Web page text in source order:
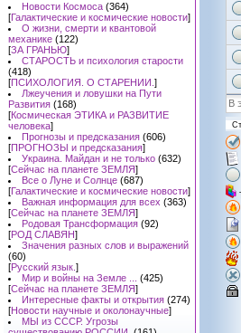
Новости Космоса (364)
[Галактические и космические новости]
О жизни, смерти и квантовой
механике (122)
[ЗА ГРАНЬЮ]
СТАРОСТЬ и психология старости
(418)
[ПСИХОЛОГИЯ. О СТАРЕНИИ. ]
Лжеучения и ловушки на Пути
Развития (168)
[Космическая ЭТИКА и РАЗВИТИЕ
человека]
Прогнозы и предсказания (606)
[ПРОГНОЗЫ и предсказания]
Украина. Майдан и не только (632)
[Сейчас на планете ЗЕМЛЯ]
Все о Луне и Солнце (687)
[Галактические и космические новости]
Важная информация для всех (363)
[Сейчас на планете ЗЕМЛЯ]
Родовая Трансформация (92)
[РОД СЛАВЯН]
Значения разных слов и выражений
(60)
[Русский язык. ]
Мир и войны на Земле ...
(425)
[Сейчас на планете ЗЕМЛЯ]
Интересные факты и открытия (274)
[Новости научные и околонаучные]
МЫ из СССР. Угрозы
В